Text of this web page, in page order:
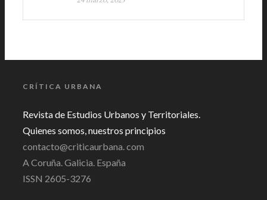
CRÍTICA URBANA
Revista de Estudios Urbanos y Territoriales.
Quienes somos, nuestros principios
contacto@criticaurbana. com
A Coruña. Galicia. España
ISSN 2605-3276